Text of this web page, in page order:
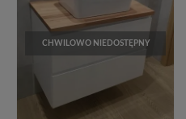
CHWILOWO NIEDOSTĘPNY